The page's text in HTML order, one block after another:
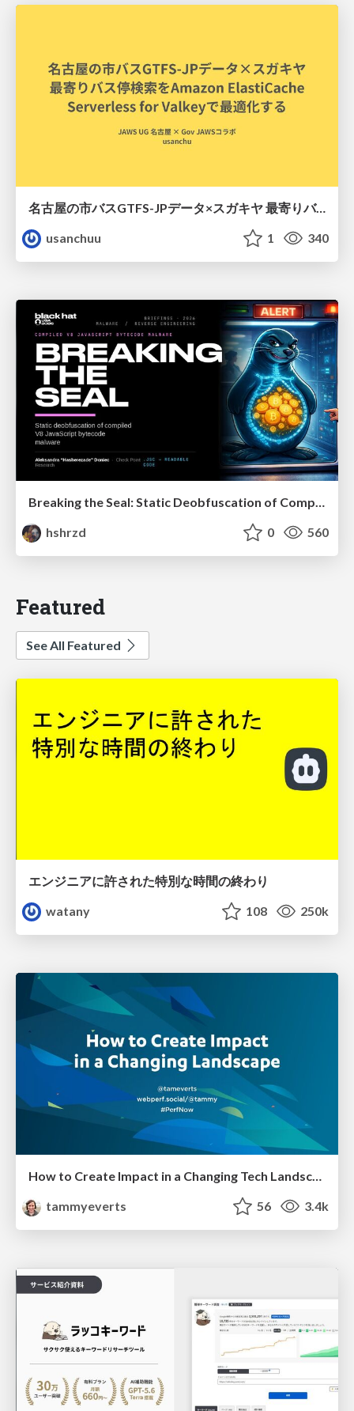
名古屋の市バスGTFS-JPデータ×スガキヤ 最寄りバス停検索をAmazon ElastiCache Serverless for Valkeyで最適化する
usanchuu
1 340
Breaking the Seal: Static Deobfuscation of Compiled V8 JavaScript Bytecode Malware
hshrzd
0 560
Featured
See All Featured
エンジニアに許された特別な時間の終わり
watany
108 250k
How to Create Impact in a Changing Tech Landscape [PerfNow 2023]
tammyeverts
56 3.4k